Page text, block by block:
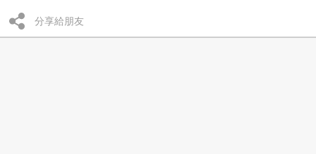
分享給朋友